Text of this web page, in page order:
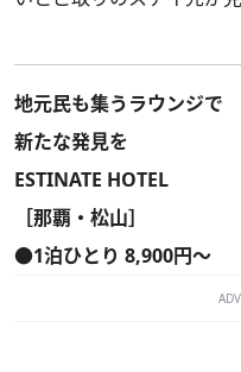
地元民も集うラウンジで
新たな発見を
ESTINATE HOTEL
［那覇・松山］
●1泊ひとり 8,900円～